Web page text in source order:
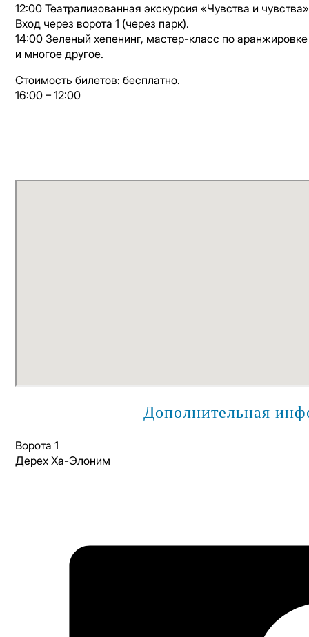
12:00 Театрализованная экскурсия «Чувства и
Вход через ворота 1 (через парк).
14:00 Зеленый хепенинг, мастер-класс по аранжировке
и многое другое.
Стоимость билетов: бесплатно.
16:00 – 12:00
Дополнительная
Ворота 1
Дерех Ха-Элоним